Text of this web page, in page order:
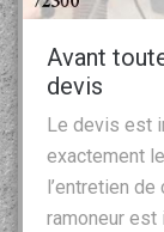
Avant
devis
Le devis est
exactement
l’entretien de
ramoneur est